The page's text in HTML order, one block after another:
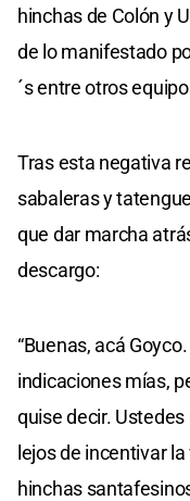
hinchas de Colón y
de lo manifestado
´s entre otros
Tras esta negativa
sabaleras y
que dar marcha
descargo:
“Buenas, acá
indicaciones mías,
quise decir.
lejos de incentivar
hinchas